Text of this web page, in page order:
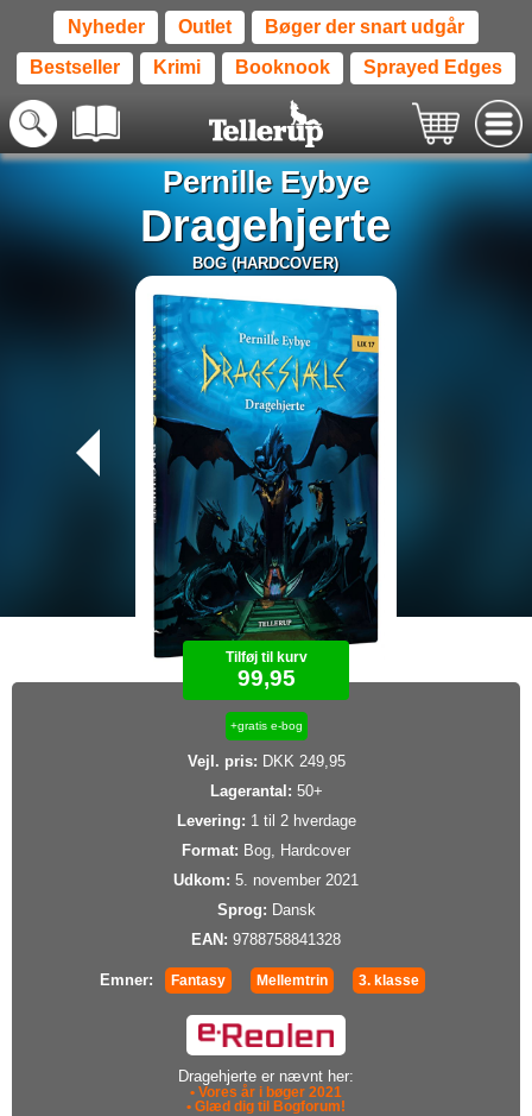
Nyheder Outlet Bøger der snart udgår
Bestseller Krimi Booknook Sprayed Edges
Pernille Eybye
Dragehjerte
BOG (HARDCOVER)
Tilføj til kurv
99,95
+gratis e-bog
Vejl. pris: DKK 249,95
Lagerantal: 50+
Levering: 1 til 2 hverdage
Format: Bog, Hardcover
Udkom: 5. november 2021
Sprog: Dansk
EAN: 9788758841328
Emner: Fantasy Mellemtrin 3. klasse
Dragehjerte er nævnt her:
• Vores år i bøger 2021
• Glæd dig til Bogforum!